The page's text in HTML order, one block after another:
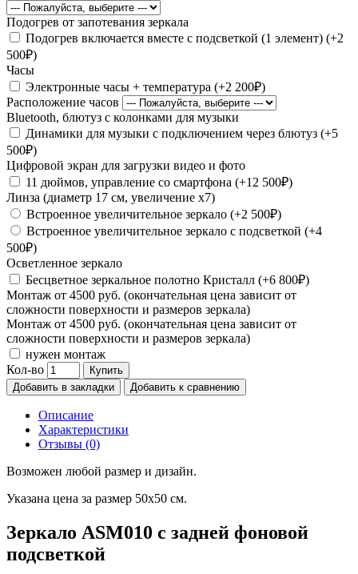
Подогрев от запотевания зеркала
Подогрев включается вместе с подсветкой (1 элемент) (+2
500₽)
Часы
Электронные часы + температура (+2 200₽)
Расположение часов
Bluetooth, блютуз с колонками для музыки
Динамики для музыки с подключением через блютуз (+5
500₽)
Цифровой экран для загрузки видео и фото
11 дюймов, управление со смартфона (+12 500₽)
Линза (диаметр 17 см, увеличение х7)
Встроенное увеличительное зеркало (+2 500₽)
Встроенное увеличительное зеркало с подсветкой (+4
500₽)
Осветленное зеркало
Бесцветное зеркальное полотно Кристалл (+6 800₽)
Монтаж от 4500 руб. (окончательная цена зависит от
сложности поверхности и размеров зеркала)
Монтаж от 4500 руб. (окончательная цена зависит от
сложности поверхности и размеров зеркала)
нужен монтаж
Кол-во
Купить
Добавить в закладки
Добавить к сравнению
Описание
Характеристики
Отзывы (0)
Возможен любой размер и дизайн.
Указана цена за размер 50х50 см.
Зеркало ASM010 с задней фоновой
подсветкой